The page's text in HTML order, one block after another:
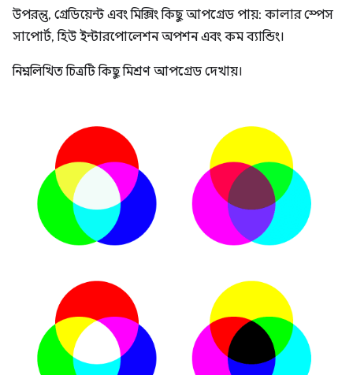
উপরন্তু, গ্রেডিয়েন্ট এবং মিক্সিং কিছু আপগ্রেড পায়: কালার স্পেস
সাপোর্ট, হিউ ইন্টারপোলেশন অপশন এবং কম ব্যান্ডিং।
নিম্নলিখিত চিত্রটি কিছু মিশ্রণ আপগ্রেড দেখায়।